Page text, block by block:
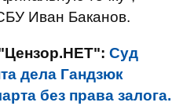
Иван Баканов.
Суд
дела Гандзюк
без права залога.